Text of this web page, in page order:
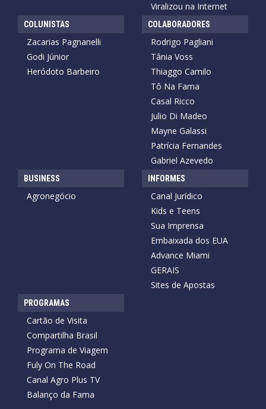
Viralizou na Internet
COLUNISTAS
Zacarias Pagnanelli
Godi Júnior
Heródoto Barbeiro
COLABORADORES
Rodrigo Pagliani
Tânia Voss
Thiaggo Camilo
Tô Na Fama
Casal Ricco
Julio Di Madeo
Mayne Galassi
Patrícia Fernandes
Gabriel Azevedo
BUSINESS
Agronegócio
INFORMES
Canal Jurídico
Kids e Teens
Sua Imprensa
Embaixada dos EUA
Advance Miami
GERAIS
Sites de Apostas
PROGRAMAS
Cartão de Visita
Compartilha Brasil
Programa de Viagem
Fuly On The Road
Canal Agro Plus TV
Balanço da Fama